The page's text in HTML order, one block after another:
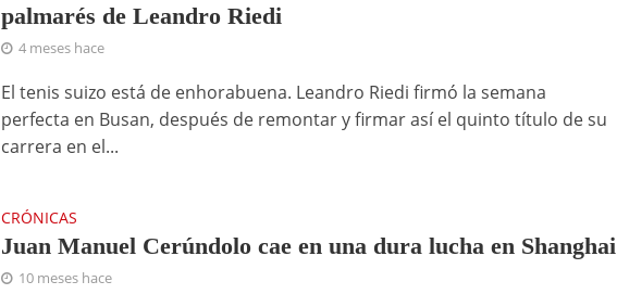
palmarés de Leandro Riedi
4 meses hace
El tenis suizo está de enhorabuena. Leandro Riedi firmó la semana
perfecta en Busan, después de remontar y firmar así el quinto título de su
carrera en el...
CRÓNICAS
Juan Manuel Cerúndolo cae en una dura lucha en Shanghai
10 meses hace